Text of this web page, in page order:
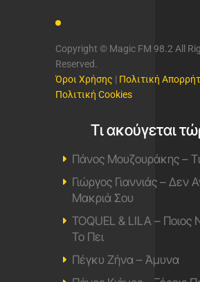
Copyright © Magic FM 98.2 All
Reserved.
Όροι Χρήσης | Πολιτική
Πολιτική Cookies
Τι ακούγεται
Πάνος Μουζουράκης –
Γιώργος Γιαννιάς – Δεν
Μακριά Σου
TOQUEL & LILA – Ποιος
Το Πει
Πέγκυ Ζήνα – Άμυνα